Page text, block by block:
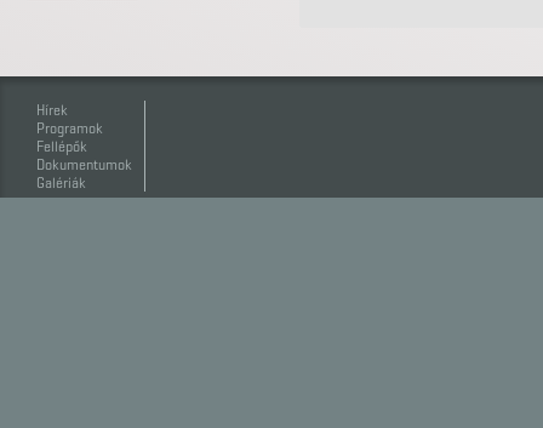
Hírek
Programok
Fellépők
Dokumentumok
Galériák